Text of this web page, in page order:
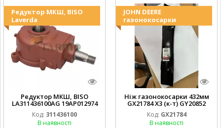
Редуктор МКШ, BISO
Laverda
Редуктор МКШ, BISO
LA311436100AG 19AP012974
Laverda EMNIYET
Код: 311436100
В наявності
JOHN DEERE
газонокосарки
Ніж газонокосарки 432мм
GX21784 X3 (к-т) GY20852
AM137757 AM141035
Код: GX21784
В наявності